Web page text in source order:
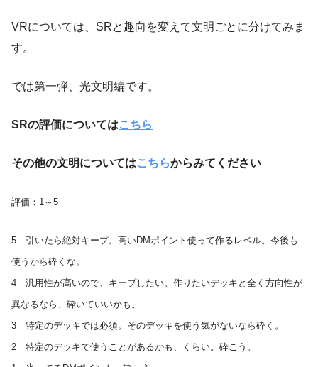
VRについては、SRと趣向を変えて文明ごとに分けてみま
す。
では第一弾、光文明編です。
SRの評価についてはこちら
その他の文明についてはこちらからみてください
評価：1～5
5 引いたら絶対キープ。高いDMポイント使って作るレベル。今後も
使うから砕くな。
4 汎用性が高いので、キープしたい。作りたいデッキと全く方向性が
異なるなら、砕いていいかも。
3 特定のデッキでは必須。そのデッキを使う気がないなら砕く。
2 特定のデッキで使うことがあるかも、くらい。砕こう。